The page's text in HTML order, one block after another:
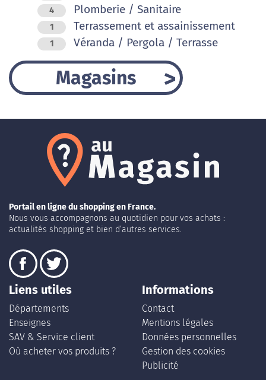
4 Plomberie / Sanitaire
1 Terrassement et assainissement
1 Véranda / Pergola / Terrasse
Magasins
Portail en ligne du shopping en France.
Nous vous accompagnons au quotidien pour vos achats :
actualités shopping et bien d’autres services.
Liens utiles
Départements
Enseignes
SAV & Service client
Où acheter vos produits ?
Informations
Contact
Mentions légales
Données personnelles
Gestion des cookies
Publicité